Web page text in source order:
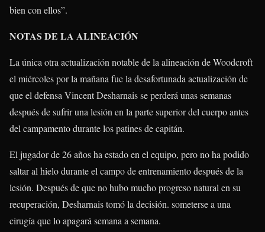
bien con ellos”.
NOTAS DE LA ALINEACIÓN
La única otra actualización notable de la alineación de Woodcroft
el miércoles por la mañana fue la desafortunada actualización de
que el defensa Vincent Desharnais se perderá unas semanas
después de sufrir una lesión en la parte superior del cuerpo antes
del campamento durante los patines de capitán.
El jugador de 26 años ha estado en el equipo, pero no ha podido
saltar al hielo durante el campo de entrenamiento después de la
lesión. Después de que no hubo mucho progreso natural en su
recuperación, Desharnais tomó la decisión. someterse a una
cirugía que lo apagará semana a semana.